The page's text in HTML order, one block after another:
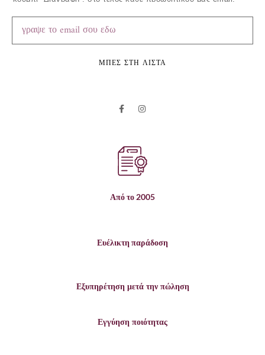
ΜΠΕΣ ΣΤΗ ΛΙΣΤΑ
Από το 2005
Ευέλικτη παράδοση
Εξυπηρέτηση μετά την πώληση
Εγγύηση ποιότητας